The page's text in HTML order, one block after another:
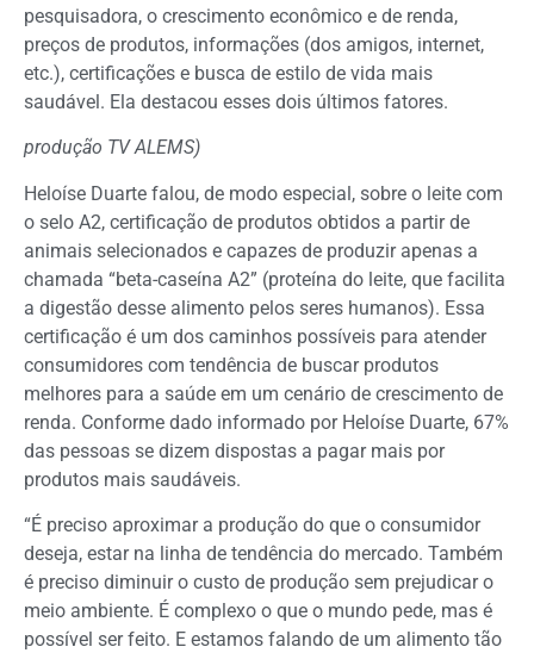
pesquisadora, o crescimento econômico e de renda,
preços de produtos, informações (dos amigos, internet,
etc.), certificações e busca de estilo de vida mais
saudável. Ela destacou esses dois últimos fatores.
produção TV ALEMS)
Heloíse Duarte falou, de modo especial, sobre o leite com
o selo A2, certificação de produtos obtidos a partir de
animais selecionados e capazes de produzir apenas a
chamada “beta-caseína A2” (proteína do leite, que facilita
a digestão desse alimento pelos seres humanos). Essa
certificação é um dos caminhos possíveis para atender
consumidores com tendência de buscar produtos
melhores para a saúde em um cenário de crescimento de
renda. Conforme dado informado por Heloíse Duarte, 67%
das pessoas se dizem dispostas a pagar mais por
produtos mais saudáveis.
“É preciso aproximar a produção do que o consumidor
deseja, estar na linha de tendência do mercado. Também
é preciso diminuir o custo de produção sem prejudicar o
meio ambiente. É complexo o que o mundo pede, mas é
possível ser feito. E estamos falando de um alimento tão